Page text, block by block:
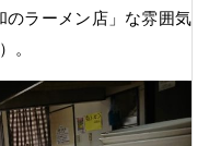
のラーメン店」な雰囲気
。